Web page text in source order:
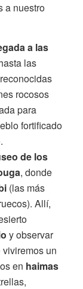
a nuestro
a las
las
rocosos
para
fortificado
de los
, donde
(las más
Allí,
y observar
un
en haimas